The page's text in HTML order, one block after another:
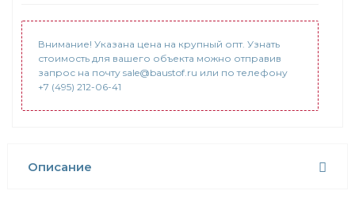
Внимание! Указана цена на крупный опт. Узнать
стоимость для вашего объекта можно отправив
запрос на почту sale@baustof.ru или по телефону
+7 (495) 212-06-41
Описание